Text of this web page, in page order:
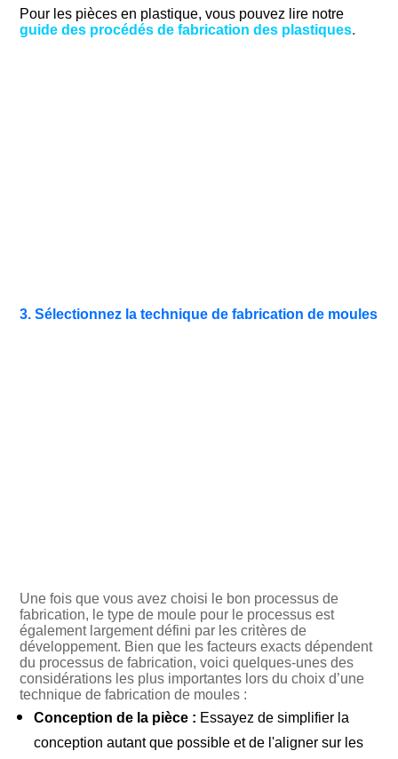
Pour les pièces en plastique, vous pouvez lire notre
guide des procédés de fabrication des plastiques.
3. Sélectionnez la technique de fabrication de moules
Une fois que vous avez choisi le bon processus de
fabrication, le type de moule pour le processus est
également largement défini par les critères de
développement. Bien que les facteurs exacts dépendent
du processus de fabrication, voici quelques-unes des
considérations les plus importantes lors du choix d’une
technique de fabrication de moules :
Conception de la pièce : Essayez de simplifier la
conception autant que possible et de l'aligner sur les